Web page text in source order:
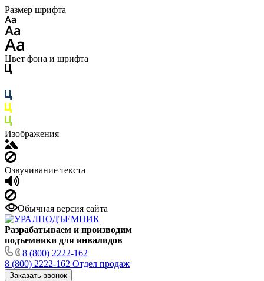
Размер шрифта
Цвет фона и шрифта
Изображения
Озвучивание текста
Обычная версия сайта
Разрабатываем и производим
подъемники для инвалидов
8 (800) 2222-162
8 (800) 2222-162 Отдел продаж
Заказать звонок